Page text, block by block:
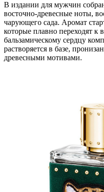
В издании для мужчин
восточно-древесные ноты,
чарующего сада. Аромат
которые плавно переходят к
бальзамическому сердцу
растворяется в базе,
древесными мотивами.